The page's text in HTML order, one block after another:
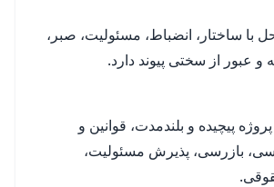
با ساختار، انضباط، مسئولیت، صبر،
عبور از سختی پیوند دارد.
پروژه پیچیده و بلندمدت، قوانین و
بازرسی، پذیرش مسئولیت،